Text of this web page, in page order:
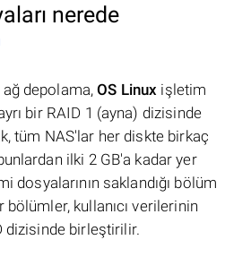
nerede
ağ depolama,OS Linux işletim
bir RAID 1 (ayna) dizisinde
tüm NAS'lar her diskte birkaç
ilki 2 GB'a kadar yer
dosyalarının saklandığı bölüm
kullanıcı verilerinin
dizisinde birleştirilir.